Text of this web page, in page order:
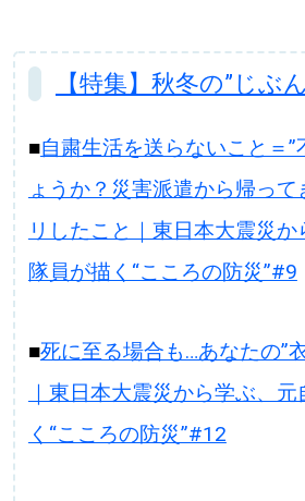
【特集】秋冬の”じぶ
■自粛生活を送らないこと＝”
ょうか？災害派遣から帰って
リしたこと｜東日本大震災
隊員が描く“こころの防災”#9
■死に至る場合も…あなたの”
｜東日本大震災から学ぶ、
く“こころの防災”#12